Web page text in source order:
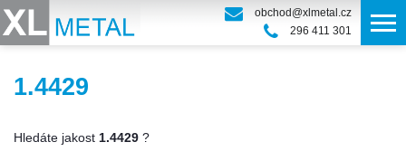
obchod@xlmetal.cz
296 411 301
1.4429
Hledáte jakost 1.4429 ?